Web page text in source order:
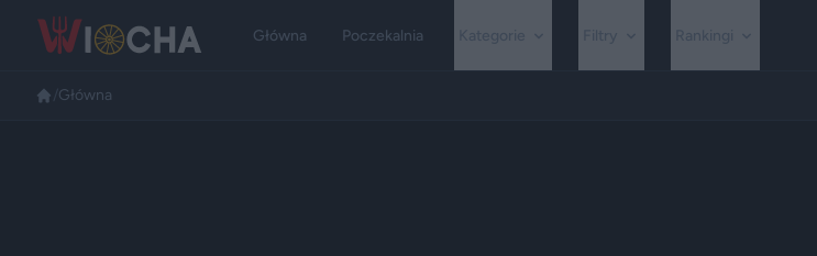
Główna Poczekalnia
Główna